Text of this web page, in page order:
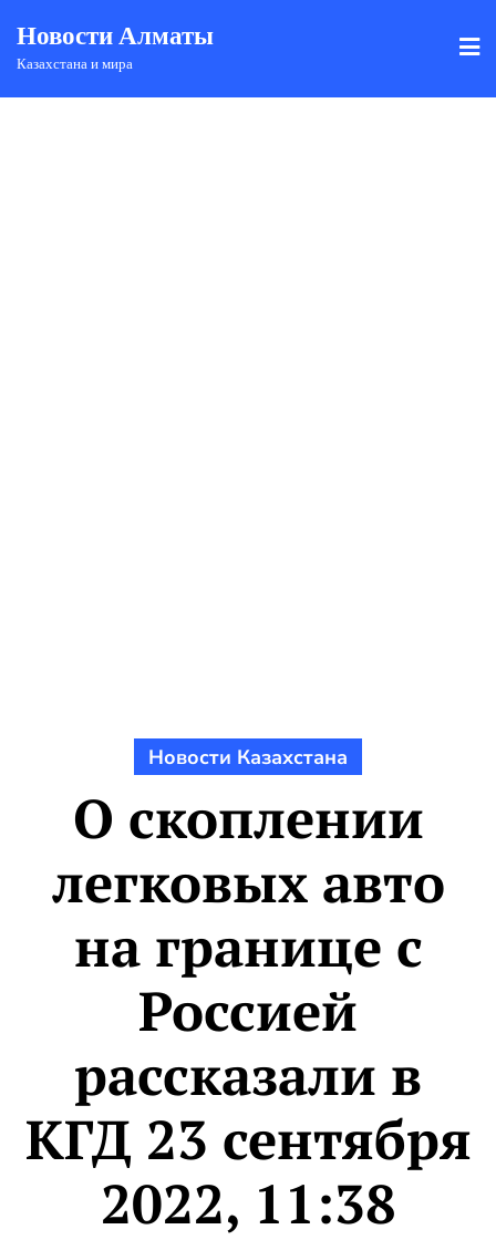
Новости Алматы
Казахстана и мира
Новости Казахстана
О скоплении
легковых авто
на границе с
Россией
рассказали в
КГД 23 сентября
2022, 11:38